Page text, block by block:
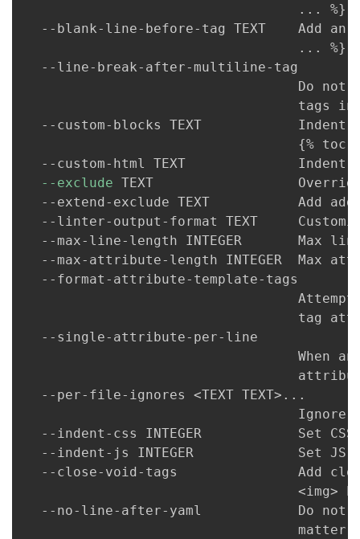
.. . %}
--blank-line-before-tag TEXT    Add an
.. . %}
  --line-break-after-multiline-tag
Do not
tags
--custom-blocks TEXT            Indent
{% toc
--custom-html TEXT              Indent
--exclude TEXT                  Override
--extend-exclude TEXT           Add
--linter-output-format TEXT
--max-line-length INTEGER       Max
--max-attribute-length INTEGER  Max
  --format-attribute-template-tags
tag
  --single-attribute-per-line
When
  --per-file-ignores
<TEXT TEXT> .. .
Ignore
--indent-css INTEGER            Set CSS
--indent-js INTEGER             Set JS
--close-void-tags               Add
<img>
  --no-line-after-yaml            Do not
                                  matter.